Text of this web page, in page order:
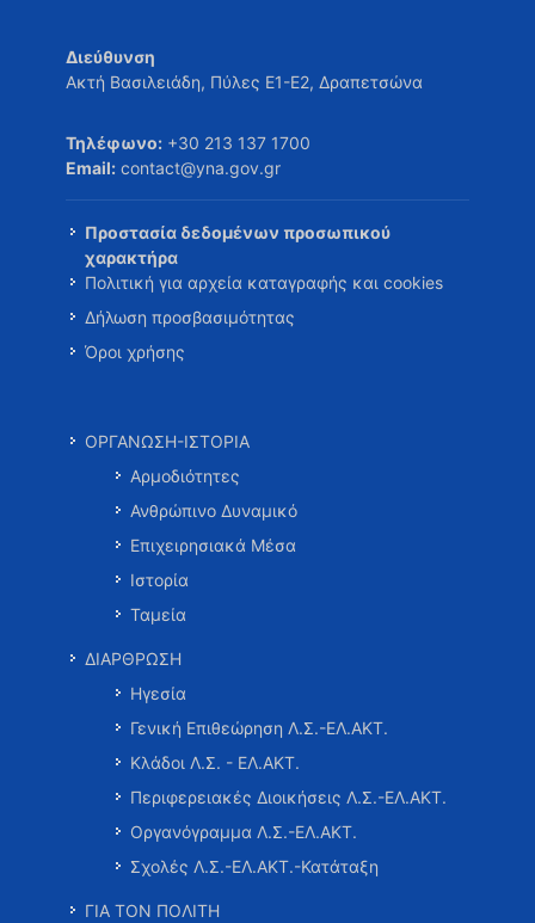
Διεύθυνση
Ακτή Βασιλειάδη, Πύλες Ε1-Ε2, Δραπετσώνα
Τηλέφωνο: +30 213 137 1700
Email: contact@yna.gov.gr
Προστασία δεδομένων προσωπικού
χαρακτήρα
Πολιτική για αρχεία καταγραφής και cookies
Δήλωση προσβασιμότητας
Όροι χρήσης
ΟΡΓΑΝΩΣΗ-ΙΣΤΟΡΙΑ
Αρμοδιότητες
Ανθρώπινο Δυναμικό
Επιχειρησιακά Μέσα
Ιστορία
Ταμεία
ΔΙΑΡΘΡΩΣΗ
Ηγεσία
Γενική Επιθεώρηση Λ.Σ.-ΕΛ.ΑΚΤ.
Κλάδοι Λ.Σ. - ΕΛ.ΑΚΤ.
Περιφερειακές Διοικήσεις Λ.Σ.-ΕΛ.ΑΚΤ.
Οργανόγραμμα Λ.Σ.-ΕΛ.ΑΚΤ.
Σχολές Λ.Σ.-ΕΛ.ΑΚΤ.-Κατάταξη
ΓΙΑ ΤΟΝ ΠΟΛΙΤΗ